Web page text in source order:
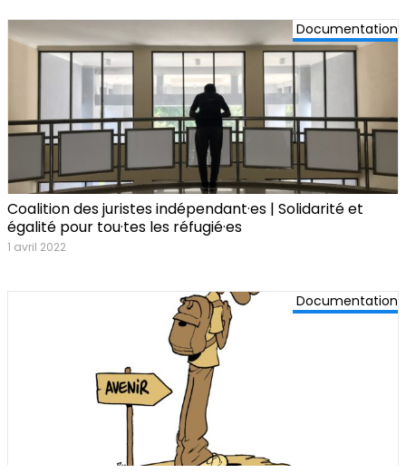
Documentation
Coalition des juristes indépendant·es | Solidarité et
égalité pour tou·tes les réfugié·es
1 avril 2022
Documentation